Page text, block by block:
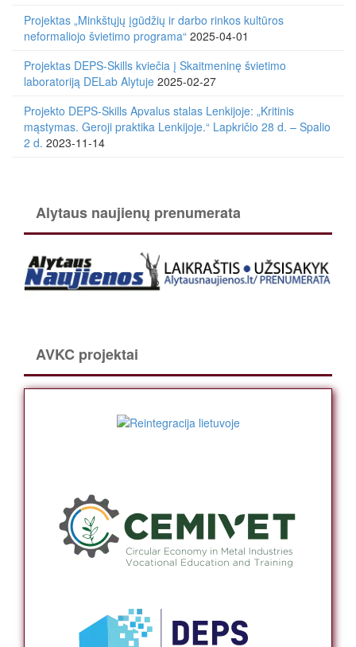
Projektas „Minkštųjų įgūdžių ir darbo rinkos kultūros
neformaliojo švietimo programa“ 2025-04-01
Projektas DEPS-Skills kviečia į Skaitmeninę švietimo
laboratoriją DELab Alytuje 2025-02-27
Projekto DEPS-Skills Apvalus stalas Lenkijoje: „Kritinis
mąstymas. Geroji praktika Lenkijoje.“ Lapkričio 28 d. – Spalio
2 d. 2023-11-14
Alytaus naujienų prenumerata
AVKC projektai